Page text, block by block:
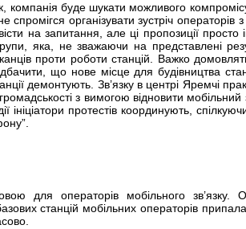
компанія буде шукати можливого
спромігся організувати зустріч операторів
на запитання, але ці пропозиції
групи, яка, не зважаючи на представлені
проти роботи станцій. Важко
що нове місце для будівництва
демонтують. Зв’язку в центрі Яремчі
з вимогою відновити мобільний
ініціатори протестів координують,
для операторів мобільного зв’язку.
станцій мобільних операторів